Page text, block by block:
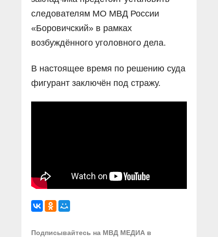
следователям МО МВД России
«Боровичский» в рамках
возбуждённого уголовного дела.
В настоящее время по решению суда
фигурант заключён под стражу.
Подписывайтесь на МВД МЕДИА в